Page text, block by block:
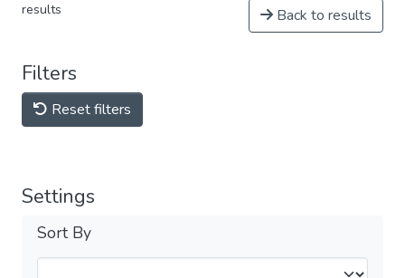
results Back to results
Filters
Reset filters
Settings
Sort By